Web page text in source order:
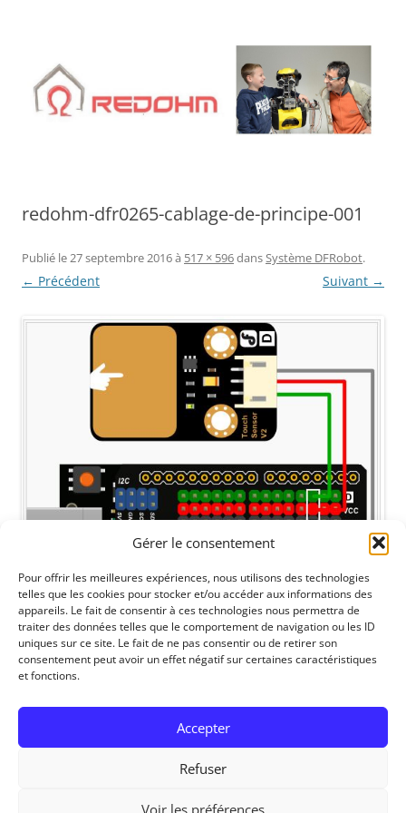
Gérer le consentement
Pour offrir les meilleures expériences, nous utilisons des technologies
telles que les cookies pour stocker et/ou accéder aux informations des
appareils. Le fait de consentir à ces technologies nous permettra de
traiter des données telles que le comportement de navigation ou les ID
uniques sur ce site. Le fait de ne pas consentir ou de retirer son
consentement peut avoir un effet négatif sur certaines caractéristiques
et fonctions.
Accepter
Refuser
Voir les préférences
redohm-dfr0265-cablage-de-principe-001
Publié le 27 septembre 2016à 517 × 596dans Système DFRobot.
← Précédent Suivant →